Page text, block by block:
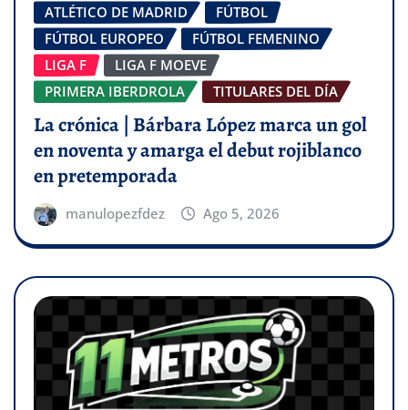
ATLÉTICO DE MADRID
FÚTBOL
FÚTBOL EUROPEO
FÚTBOL FEMENINO
LIGA F
LIGA F MOEVE
PRIMERA IBERDROLA
TITULARES DEL DÍA
La crónica | Bárbara López marca un gol
en noventa y amarga el debut rojiblanco
en pretemporada
manulopezfdez Ago 5, 2026